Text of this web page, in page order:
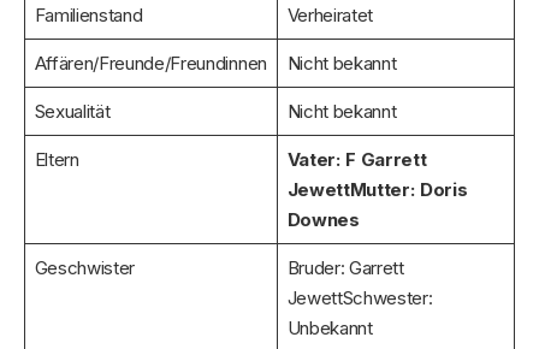
Familienstand Verheiratet
Affären/Freunde/Freundinnen Nicht bekannt
Sexualität Nicht bekannt
Eltern
Vater: F Garrett
JewettMutter: Doris
Downes
Geschwister
Bruder: Garrett
JewettSchwester:
Unbekannt